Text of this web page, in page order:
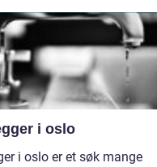
i oslo
i oslo er et søk mange